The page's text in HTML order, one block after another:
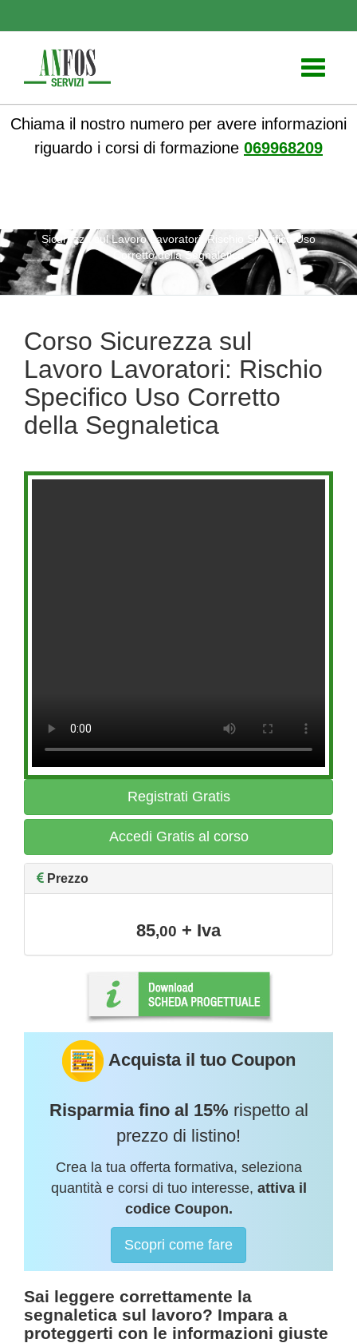
Toggle
Chiama il nostro numero per avere informazioni
riguardo i corsi di formazione 069968209
Sicurezza sul Lavoro Lavoratori: Rischio Specifico Uso
Corretto della Segnaletica
Corso Sicurezza sul
Lavoro Lavoratori: Rischio
Specifico Uso Corretto
della Segnaletica
Registrati Gratis
Accedi Gratis al corso
Prezzo
85,00 + Iva
Acquista il tuo Coupon
Risparmia fino al 15% rispetto al
prezzo di listino!
Crea la tua offerta formativa, seleziona
quantità e corsi di tuo interesse, attiva il
codice Coupon.
Scopri come fare
Sai leggere correttamente la
segnaletica sul lavoro? Impara a
proteggerti con le informazioni giuste